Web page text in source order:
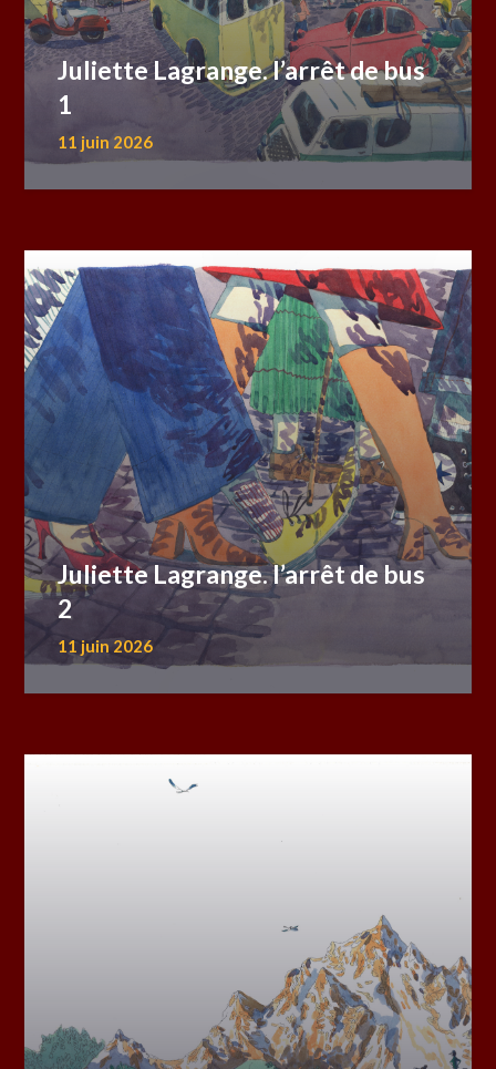
Juliette Lagrange. l’arrêt de bus
1
11 juin 2026
Juliette Lagrange. l’arrêt de bus
2
11 juin 2026